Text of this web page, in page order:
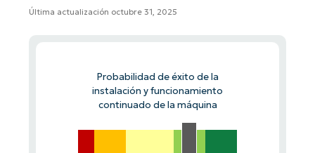
Última actualización octubre 31, 2025
Probabilidad de éxito de la
instalación y funcionamiento
continuado de la máquina